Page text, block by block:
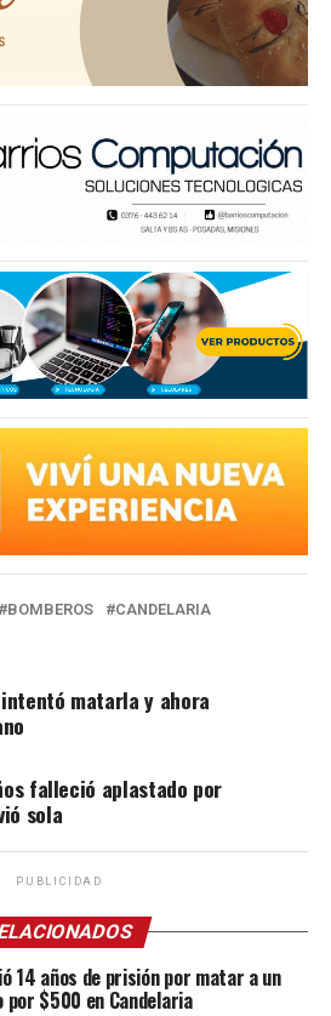
BOMBEROS
CANDELARIA
matarla y ahora
falleció aplastado por
sola
PUBLICIDAD
14 años de prisión por matar a un
por $500 en Candelaria